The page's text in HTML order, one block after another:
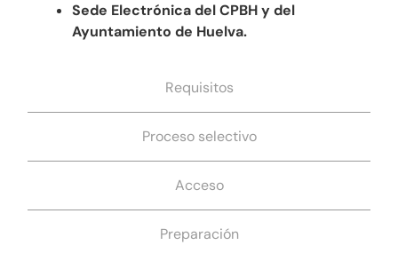
Requisitos
Proceso selectivo
Acceso
Preparación
Sede Electrónica del CPBH y del
Ayuntamiento de Huelva.